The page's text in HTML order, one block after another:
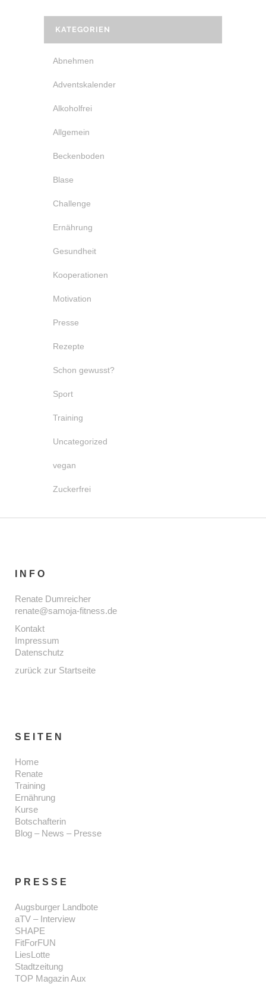
KATEGORIEN
Abnehmen
Adventskalender
Alkoholfrei
Allgemein
Beckenboden
Blase
Challenge
Ernährung
Gesundheit
Kooperationen
Motivation
Presse
Rezepte
Schon gewusst?
Sport
Training
Uncategorized
vegan
Zuckerfrei
INFO
Renate Dumreicher
renate@samoja-fitness.de
Kontakt
Impressum
Datenschutz
zurück zur Startseite
SEITEN
Home
Renate
Training
Ernährung
Kurse
Botschafterin
Blog – News – Presse
PRESSE
Augsburger Landbote
aTV – Interview
SHAPE
FitForFUN
LiesLotte
Stadtzeitung
TOP Magazin Aux